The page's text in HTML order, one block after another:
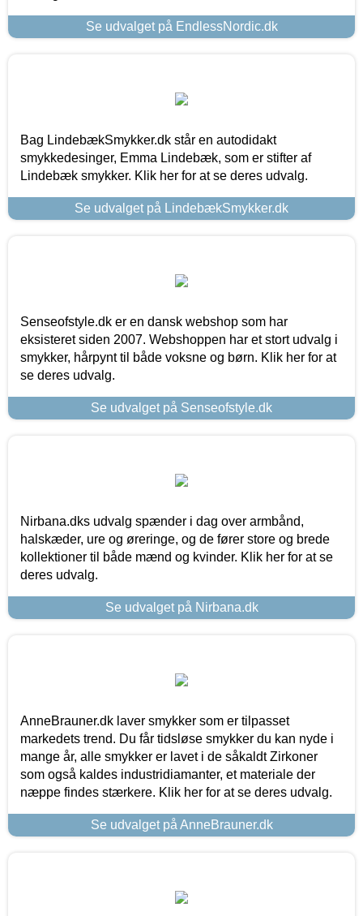
Se udvalget på EndlessNordic.dk
Bag LindebækSmykker.dk står en autodidakt
smykkedesinger, Emma Lindebæk, som er stifter af
Lindebæk smykker. Klik her for at se deres udvalg.
Se udvalget på LindebækSmykker.dk
Senseofstyle.dk er en dansk webshop som har
eksisteret siden 2007. Webshoppen har et stort udvalg i
smykker, hårpynt til både voksne og børn. Klik her for at
se deres udvalg.
Se udvalget på Senseofstyle.dk
Nirbana.dks udvalg spænder i dag over armbånd,
halskæder, ure og øreringe, og de fører store og brede
kollektioner til både mænd og kvinder. Klik her for at se
deres udvalg.
Se udvalget på Nirbana.dk
AnneBrauner.dk laver smykker som er tilpasset
markedets trend. Du får tidsløse smykker du kan nyde i
mange år, alle smykker er lavet i de såkaldt Zirkoner
som også kaldes industridiamanter, et materiale der
næppe findes stærkere. Klik her for at se deres udvalg.
Se udvalget på AnneBrauner.dk